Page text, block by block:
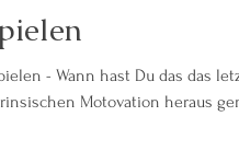
ElternZeit
- Wann hast Du das das
Motovation heraus